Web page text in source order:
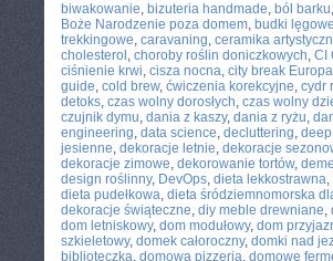
biwakowanie, bizuteria handmade, ból barku,
Boże Narodzenie poza domem, budki lęgowe
trekkingowe, caravaning, ceramika
cholesterol , choroby roślin doniczkowych, CI
ciśnienie krwi, cisza nocna, city break Europa
guide, cold brew, ćwiczenia korekcyjne, cydr
detoks, czas wolny dorosłych, czas wolny
czujnik dymu, dania z kaszy, dania z ryżu,
engineering, data science, decluttering,
jesienne, dekoracje letnie, dekoracje
dekoracje zimowe, dekorowanie tortów,
design roślinny, DevOps, dieta lekkostrawna,
dieta pudełkowa, dieta śródziemnomorska
dekoracje świąteczne, diy meble drewniane,
dom letniskowy, dom modułowy, dom
szkieletowy, domek całoroczny, domki nad
biblioteczka, domowa pizzeria, domowe